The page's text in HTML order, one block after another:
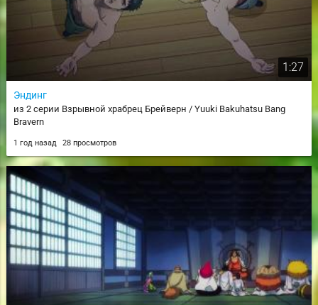
1:27
Эндинг
из 2 серии Взрывной храбрец Брейверн / Yuuki Bakuhatsu Bang
Bravern
1 год назад 28 просмотров